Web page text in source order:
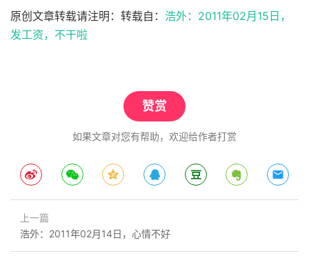
原创文章转载请注明：转载自： 浩外：2011年02月15日，
发工资，不干啦
赞赏
如果文章对您有帮助，欢迎给作者打赏
上一篇
浩外：2011年02月14日，心情不好